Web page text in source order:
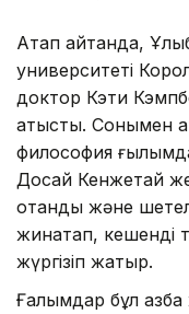
Атап айтқанда,
университеті
доктор Кэти
қатысты. Сонымен
философия
Досай Кенжетай
отандық және
жинақтап, кешенді
жүргізіп жатыр.
Ғалымдар бұл